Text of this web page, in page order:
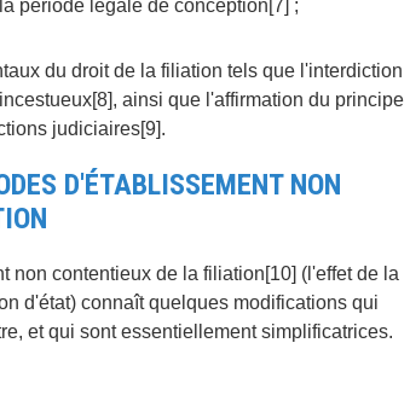
période légale de conception[7] ;
du droit de la filiation tels que l'interdiction
ainsi que l'affirmation du principe
judiciaires[9].
D'ÉTABLISSEMENT NON
non contentieux de la filiation[10] (l'effet de la
d'état) connaît quelques modifications qui
et qui sont essentiellement simplificatrices.